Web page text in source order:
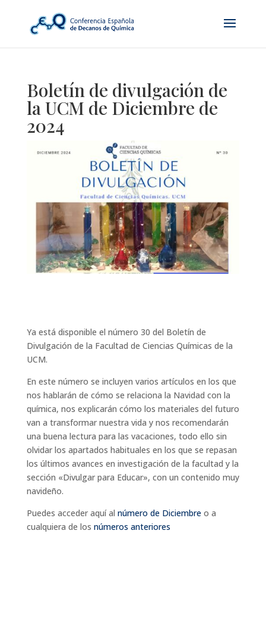
Boletín de divulgación de
la UCM de Diciembre de
2024
Ya está disponible el número 30 del Boletín de
Divulgación de la Facultad de Ciencias Químicas de la
UCM.
En este número se incluyen varios artículos en los que
nos hablarán de cómo se relaciona la Navidad con la
química, nos explicarán cómo los materiales del futuro
van a transformar nuestra vida y nos recomendarán
una buena lectura para las vacaciones, todo ello sin
olvidar los apartados habituales en los que se repasan
los últimos avances en investigación de la facultad y la
sección «Divulgar para Educar», con un contenido muy
navideño.
Puedes acceder aquí al número de Diciembre o a
cualquiera de los números anteriores